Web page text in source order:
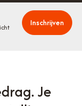
Inschrijven
Je